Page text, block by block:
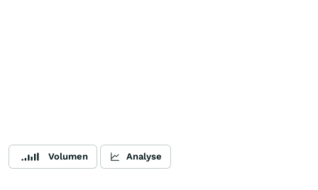
Volumen Analyse